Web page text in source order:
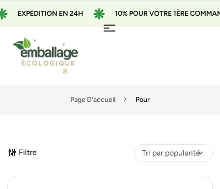
EN 24H 10% POUR VOTRE 1ÈRE COMMANDE
Page D'accueil Pour
Filtre